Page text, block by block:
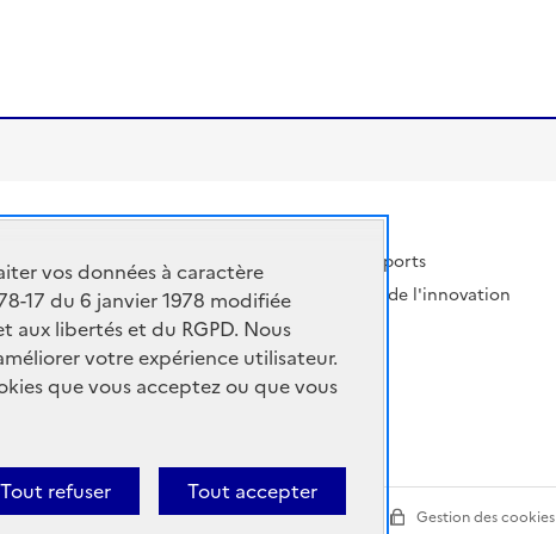
Toulouse
de l'éducation nationale, de la jeunesse et des sports
l'enseignement supérieur, de la recherche et de l'innovation
Académique
Connexion Paramètres d'affichage Gestion des cookies
vos données à caractère
17 du 6 janvier 1978 modifiée
aux libertés et du RGPD. Nous
votre expérience utilisateur.
que vous acceptez ou que vous
Tout accepter
Tout refuser